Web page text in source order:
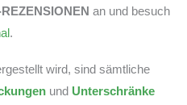
an und besuch
.
wird, sind sämtliche
und Unterschränke